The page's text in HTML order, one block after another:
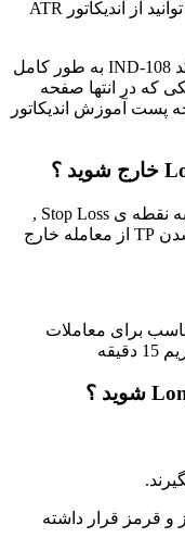
ترین دره ی نزدیک قرار دهید , همچنین می توانید از اندیکاتور ATR
اندیکاتور ATR در پست آموزشی با کد IND-108 به طور کامل
که در انتها صفحه
پست آموزش اندیکاتور
ریسک به ریوارد پوزیشن خودتان را نسبت به نقطه ی Stop Loss ,
روی 1.5 الی 2 قرار دهید و پس از Touch شدن TP از معامله خارج
و قرمز قرار داشته